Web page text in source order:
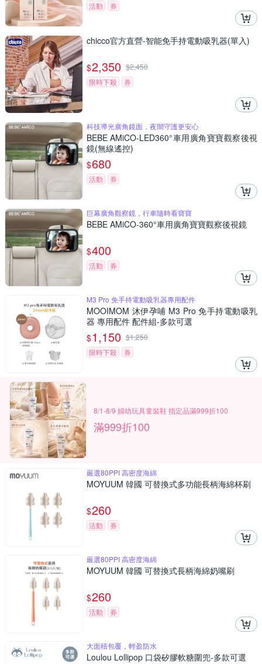
活動 券
chicco官方直營-智能免手持電動吸乳器(單入)
$2,350 $2,450
限時下殺
券
科技導光廣角鏡面，夜間守護更安心
BEBE AMiCO-LED360°車用廣角寶寶觀察後視
鏡(無線遙控)
$680
活動 券
巨幕廣角觀察鏡，行車隨時看寶寶
BEBE AMiCO-360°車用廣角寶寶觀察後視鏡
$400
活動 券
M3 Pro 免手持電動吸乳器專用配件
MOOIMOM 沐伊孕哺 M3 Pro 免手持電動吸乳
器 專用配件 配件組-多款可選
$1,150 $1,250
限時下殺
券
8/1-8/9 婦幼玩具童裝鞋 指定品滿999折100
滿999折100
嚴選80PPI 高密度海綿
MOYUUM 韓國 可替換式多功能長柄海綿杯刷
$260
活動 券
嚴選80PPI 高密度海綿
MOYUUM 韓國 可替換式長柄海綿奶嘴刷
$260
活動 券
大面積包覆，輕盈防水
Loulou Lollipop 口袋矽膠軟糖圍兜-多款可選